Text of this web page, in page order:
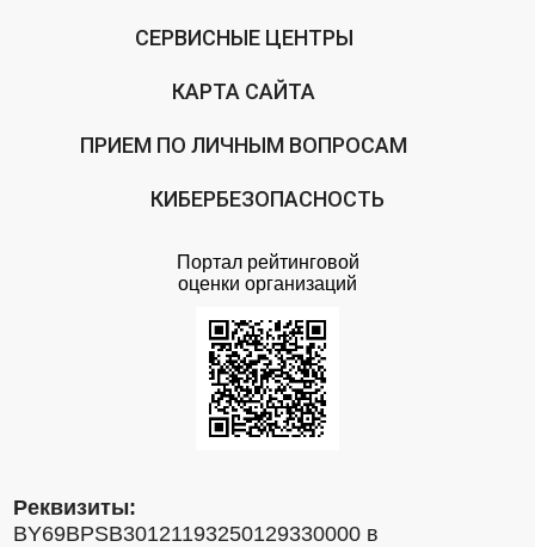
СЕРВИСНЫЕ ЦЕНТРЫ
КАРТА САЙТА
ПРИЕМ ПО ЛИЧНЫМ ВОПРОСАМ
КИБЕРБЕЗОПАСНОСТЬ
Портал рейтинговой
оценки организаций
Реквизиты:
BY69BPSB30121193250129330000 в